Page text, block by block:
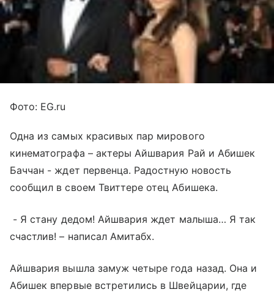
Фото: EG.ru
Одна из самых красивых пар мирового
кинематографа – актеры Айшвария Рай и Абишек
Баччан - ждет первенца. Радостную новость
сообщил в своем Твиттере отец Абишека.
- Я стану дедом! Айшвария ждет малыша… Я так
счастлив! – написал Амитабх.
Айшвария вышла замуж четыре года назад. Она и
Абишек впервые встретились в Швейцарии, где